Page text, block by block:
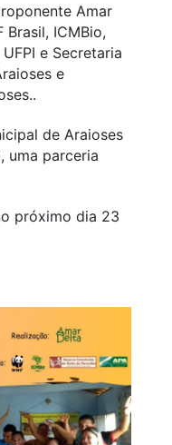
Amar
Brasil, ICMBio,
e Secretaria
e
de Araioses
uma parceria
próximo dia 23